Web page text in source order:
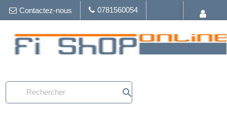
Contactez-nous 0781560054
search